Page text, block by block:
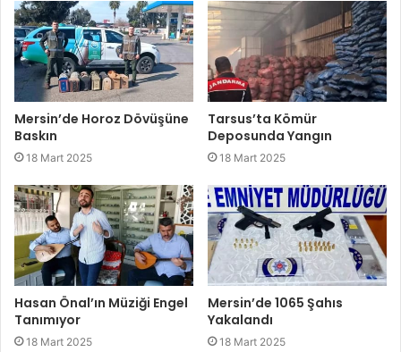
Mersin’de Horoz Dövüşüne
Baskın
18 Mart 2025
Tarsus’ta Kömür
Deposunda Yangın
18 Mart 2025
Hasan Önal’ın Müziği Engel
Tanımıyor
18 Mart 2025
Mersin’de 1065 Şahıs
Yakalandı
18 Mart 2025